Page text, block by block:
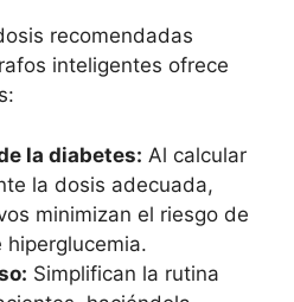
recomendadas
inteligentes ofrece
la diabetes: Al calcular
la dosis adecuada,
minimizan el riesgo de
hiperglucemia.
Simplifican la rutina